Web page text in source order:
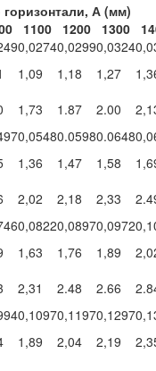
А (мм)
1100 1200 1300
0,02740,02990,0324
1,09 1,18 1,27
1,73 1.87 2.00
0,05480.05980.0648
1,36 1,47 1,58
2,02 2,18 2,33
0,08220,08970,0972
1,63 1,76 1,89
2,31 2.48 2.66
0,10970,11970,1297
1,89 2,04 2,19